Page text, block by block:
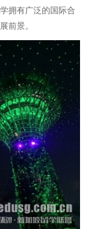
拥有广泛的国际合
前景。